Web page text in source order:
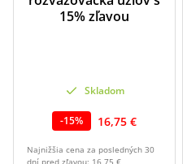
15% zľavou
Skladom
-15% 16,75 €
Najnižšia cena za posledných 30
dní pred zľavou: 16,75 €